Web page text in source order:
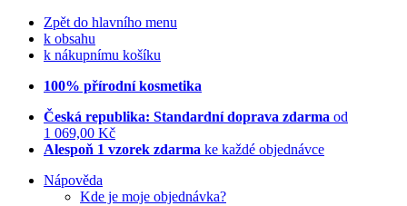
Zpět do hlavního menu
k obsahu
k nákupnímu košíku
100% přírodní kosmetika
Česká republika: Standardní doprava zdarma od
1 069,00 Kč
Alespoň 1 vzorek zdarma ke každé objednávce
Nápověda
Kde je moje objednávka?